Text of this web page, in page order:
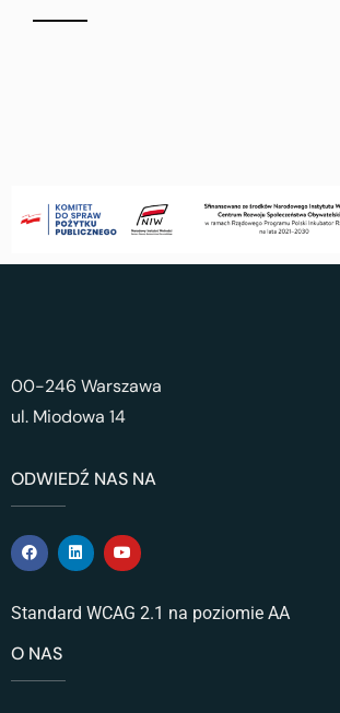
00-246 Warszawa
ul. Miodowa 14
ODWIEDŹ NAS NA
Standard WCAG 2.1 na poziomie AA
O NAS